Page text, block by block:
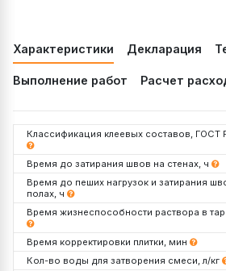
Характеристики Декларация
Выполнение работ Расчет
Классификация клеевых составов, ГОСТ
Время до затирания швов на стенах, ч
Время до пеших нагрузок и затирания
полах, ч
Время жизнеспособности раствора в
Время корректировки плитки, мин
Кол-во воды для затворения смеси, л/кг